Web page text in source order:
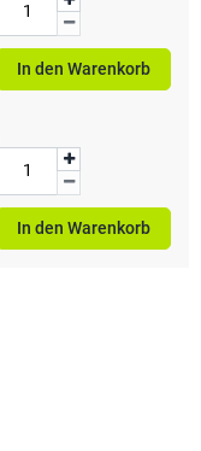
In den Warenkorb
In den Warenkorb